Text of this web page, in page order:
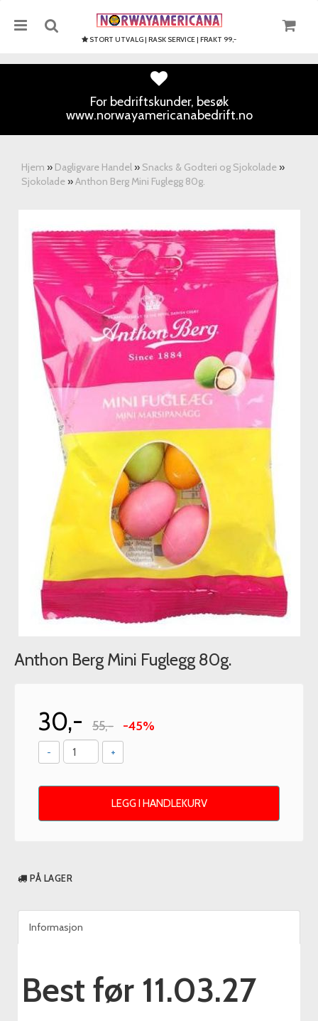
STORT UTVALG | RASK SERVICE | FRAKT 99,-
For bedriftskunder, besøk
www.norwayamericanabedrift.no
Hjem » Dagligvare Handel » Snacks & Godteri og Sjokolade »
Sjokolade »Anthon Berg Mini Fuglegg 80g.
Anthon Berg Mini Fuglegg 80g.
30,- 55,- -45%
- +
LEGG I HANDLEKURV
PÅ LAGER
Informasjon
Best før 11.03.27